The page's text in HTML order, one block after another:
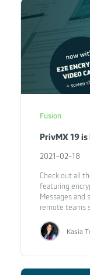
Fusion
PrivMX 19 is
2021-02-18
Check out all
featuring
Messages
remote teams
Kasia